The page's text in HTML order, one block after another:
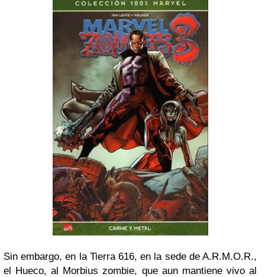
Sin embargo, en la Tierra 616, en la sede de A.R.M.O.R.,
el Hueco, al Morbius zombie, que aun mantiene vivo al